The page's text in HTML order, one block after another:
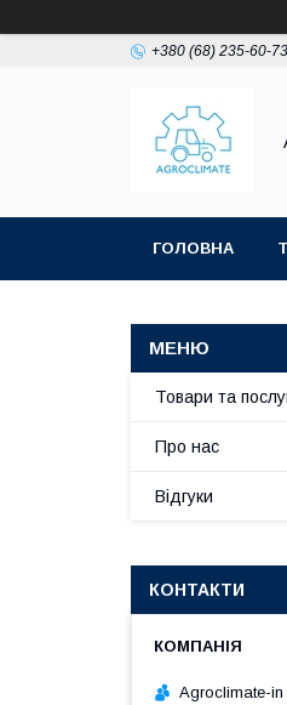
+380 (68) 235-60-73
ГОЛОВНА
Товари та
Про нас
Відгуки
КОНТАКТИ
Agroclimate-in